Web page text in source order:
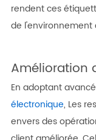
rendent ces
de l'environnement
Amélioration
En adoptant avancé
électronique, Les
envers des